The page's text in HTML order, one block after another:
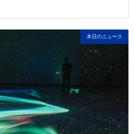
本日のニュース